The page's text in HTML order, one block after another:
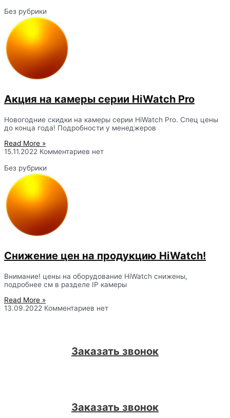
Без рубрики
Акция на камеры серии HiWatch Pro
Новогодние скидки на камеры серии HiWatch Pro. Спец цены
до конца года! Подробности у менеджеров
Read More »
15.11.2022 Комментариев нет
Без рубрики
Снижение цен на продукцию HiWatch!
Внимание! цены на оборудование HiWatch снижены,
подробнее см в разделе IP камеры
Read More »
13.09.2022 Комментариев нет
Заказать звонок
Заказать звонок